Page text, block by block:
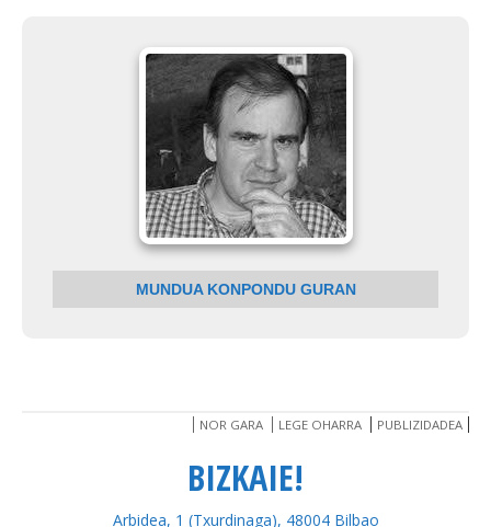
MUNDUA KONPONDU GURAN
NOR GARA LEGE OHARRA PUBLIZIDADEA
BIZKAIE!
Arbidea, 1 (Txurdinaga), 48004 Bilbao